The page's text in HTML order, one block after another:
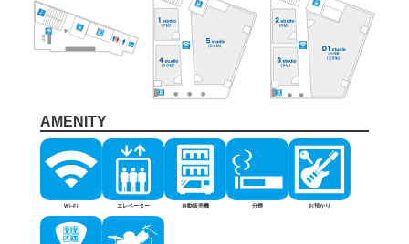
AMENITY
Wi-Fi エレベーター 自動販売機 分煙 お預かり